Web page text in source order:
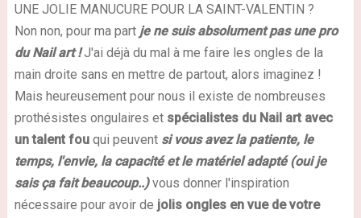
UNE JOLIE MANUCURE POUR LA SAINT-VALENTIN ?
Non non, pour ma part je ne suis absolument pas une pro
du Nail art !J'ai déjà du mal à me faire les ongles de la
main droite sans en mettre de partout, alors imaginez !
Mais heureusement pour nous il existe de nombreuses
prothésistes ongulaires et spécialistes du Nail art avec
un talent fouqui peuvent si vous avez la patiente, le
temps, l'envie, la capacité et le matériel adapté (oui je
sais ça fait beaucoup..)vous donner l'inspiration
nécessaire pour avoir de jolis ongles en vue de votre